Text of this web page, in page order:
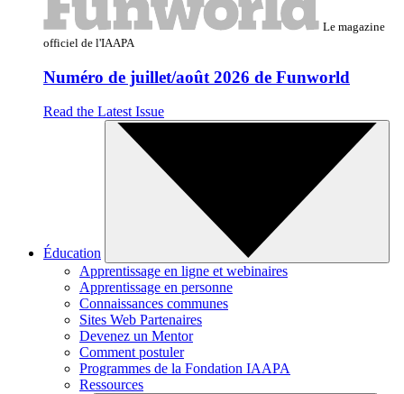
Le magazine
officiel de l'IAAPA
Numéro de juillet/août 2026 de Funworld
Read the Latest Issue
Éducation
Apprentissage en ligne et webinaires
Apprentissage en personne
Connaissances communes
Sites Web Partenaires
Devenez un Mentor
Comment postuler
Programmes de la Fondation IAAPA
Ressources